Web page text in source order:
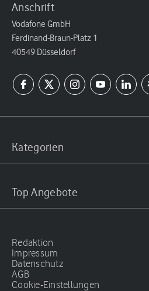
Anschrift
Vodafone GmbH
Ferdinand-Braun-Platz 1
40549 Düsseldorf
Kategorien
Top Angebote
Redaktion
Impressum
Datenschutz
AGB
Cookie-Einstellungen